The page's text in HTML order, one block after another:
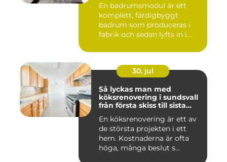
En badrumsmodul är ett
komplett, färdigbyggt
badrum som produceras i
fabrik och sedan lyfts in i
30. jul
Så lyckas man med
köksrenovering i sundsvall
från första skiss till sista
En köksrenovering är ett av
de största projekten i ett
hem. Kostnaderna är ofta
höga, många beslut s...